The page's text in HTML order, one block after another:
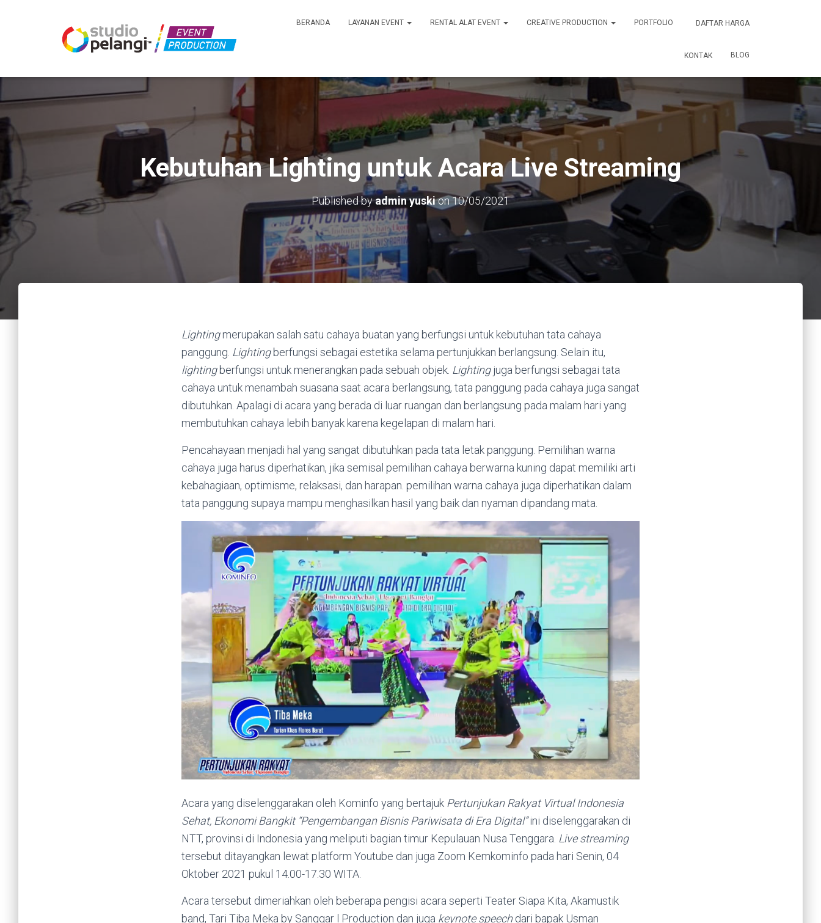
BERANDA LAYANAN EVENT RENTAL ALAT EVENT CREATIVE PRODUCTION PORTFOLIO DAFTAR HARGA
KONTAK BLOG
Kebutuhan Lighting untuk Acara Live Streaming
Published byadmin yuskion10/05/2021
Lightingmerupakan salah satu cahaya buatan yang berfungsi untuk kebutuhan tata cahaya
panggung. Lightingberfungsi sebagai estetika selama pertunjukkan berlangsung. Selain itu,
lightingberfungsi untuk menerangkan pada sebuah objek. Lightingjuga berfungsi sebagai tata
cahaya untuk menambah suasana saat acara berlangsung, tata panggung pada cahaya juga sangat
dibutuhkan. Apalagi di acara yang berada di luar ruangan dan berlangsung pada malam hari yang
membutuhkan cahaya lebih banyak karena kegelapan di malam hari.
Pencahayaan menjadi hal yang sangat dibutuhkan pada tata letak panggung. Pemilihan warna
cahaya juga harus diperhatikan, jika semisal pemilihan cahaya berwarna kuning dapat memiliki arti
kebahagiaan, optimisme, relaksasi, dan harapan. pemilihan warna cahaya juga diperhatikan dalam
tata panggung supaya mampu menghasilkan hasil yang baik dan nyaman dipandang mata.
Acara yang diselenggarakan oleh Kominfo yang bertajuk Pertunjukan Rakyat Virtual Indonesia
Sehat, Ekonomi Bangkit “Pengembangan Bisnis Pariwisata di Era Digital”ini diselenggarakan di
NTT, provinsi di Indonesia yang meliputi bagian timur Kepulauan Nusa Tenggara. Live streaming
tersebut ditayangkan lewat platform Youtube dan juga Zoom Kemkominfo pada hari Senin, 04
Oktober 2021 pukul 14.00-17.30 WITA.
Acara tersebut dimeriahkan oleh beberapa pengisi acara seperti Teater Siapa Kita, Akamustik
band, Tari Tiba Meka by Sanggar l Production dan juga keynote speechdari bapak Usman